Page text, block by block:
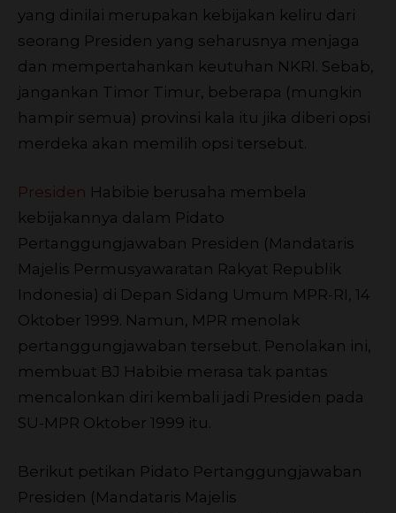
yang dinilai merupakan kebijakan keliru dari
seorang Presiden yang seharusnya menjaga
dan mempertahankan keutuhan NKRI. Sebab,
jangankan Timor Timur, beberapa (mungkin
hampir semua) provinsi kala itu jika diberi opsi
merdeka akan memilih opsi tersebut.
Presiden Habibie berusaha membela
kebijakannya dalam Pidato
Pertanggungjawaban Presiden (Mandataris
Majelis Permusyawaratan Rakyat Republik
Indonesia) di Depan Sidang Umum MPR-RI, 14
Oktober 1999. Namun, MPR menolak
pertanggungjawaban tersebut. Penolakan ini,
membuat BJ Habibie merasa tak pantas
mencalonkan diri kembali jadi Presiden pada
SU-MPR Oktober 1999 itu.
Berikut petikan Pidato Pertanggungjawaban
Presiden (Mandataris Majelis